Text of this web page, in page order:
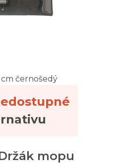
černošedý
mopu